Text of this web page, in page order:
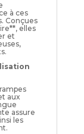
à ces
Conçues
elles
et
aux
assure
les